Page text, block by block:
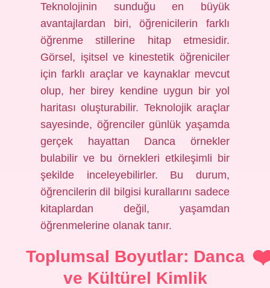
Teknolojinin sunduğu en büyük
avantajlardan biri, öğrenicilerin farklı
öğrenme stillerine hitap etmesidir.
Görsel, işitsel ve kinestetik öğreniciler
için farklı araçlar ve kaynaklar mevcut
olup, her birey kendine uygun bir yol
haritası oluşturabilir. Teknolojik araçlar
sayesinde, öğrenciler günlük yaşamda
gerçek hayattan Danca örnekler
bulabilir ve bu örnekleri etkileşimli bir
şekilde inceleyebilirler. Bu durum,
öğrencilerin dil bilgisi kurallarını sadece
kitaplardan değil, yaşamdan
öğrenmelerine olanak tanır.
Toplumsal Boyutlar: Danca
ve Kültürel Kimlik